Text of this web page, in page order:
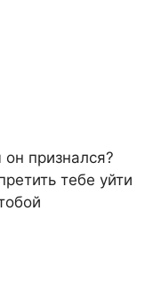
признался?
тебе уйти